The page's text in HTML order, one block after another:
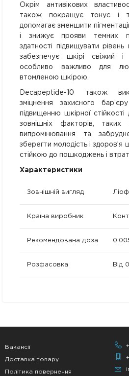
Окрім антивікових
також покращує тонус і
допомагає зменшити
і знижує прояви темних
здатності підвищувати рівень
забезпечує шкірі свіжий
особливо важливо для
втомленою шкірою.
Decapeptide-10 також
зміцнення захисного
підвищенню шкірної
зовнішніх факторів, таких
випромінювання та
зберегти молодість і здоров’я
стійкою до пошкоджень і
Характеристики
Зовнішній вигляд
Країна виробник
Рекомендована доза
Розфасовка Від
Вакансії
Доставка товару
Політика повернення